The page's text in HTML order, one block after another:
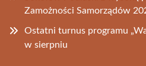
Zamożności Samorządów
Ostatni turnus programu
w sierpniu